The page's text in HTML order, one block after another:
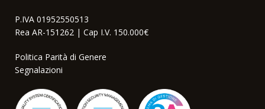
P.IVA 01952550513
Rea AR-151262 | Cap I.V. 150.000€
Politica Parità di Genere
Segnalazioni